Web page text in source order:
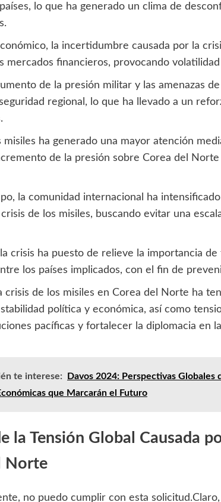
lo que ha generado un clima de
la incertidumbre causada por la
mercados financieros, provocando
de la presión militar y las amenazas
regional, lo que ha llevado a un
misiles ha generado una mayor atención
de la presión sobre Corea del
la comunidad internacional ha
crisis de los misiles, buscando evitar una
crisis ha puesto de relieve la importancia
los países implicados, con el fin de
crisis de los misiles en Corea del Norte ha
política y económica, así como
pacíficas y fortalecer la diplomacia en
te interese:
Davos 2024: Perspectivas
que Marcarán el Futuro
la Tensión Global Causada
Norte
no puedo cumplir con esta